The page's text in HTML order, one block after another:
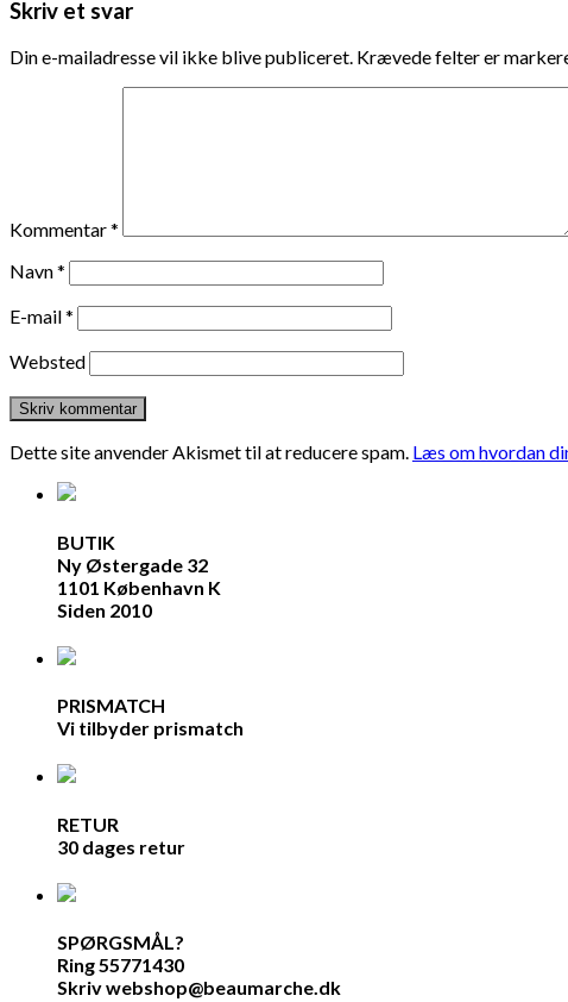
Skriv et svar
Din e-mailadresse vil ikke blive publiceret. Krævede felter er
Kommentar*
Navn*
E-mail*
Websted
Dette site anvender Akismet til at reducere spam. Læs om hvordan
BUTIK
Ny Østergade 32
1101 København K
Siden 2010
PRISMATCH
Vi tilbyder prismatch
RETUR
30 dages retur
SPØRGSMÅL?
Ring 55771430
Skriv webshop@beaumarche.dk